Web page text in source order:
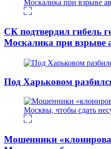
СК подтвердил гибель
Москалика при взрыве
Под Харьковом
Мошенники